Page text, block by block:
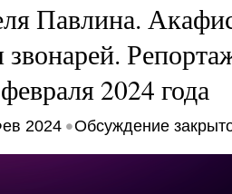
Павлина.
2024 года
2024 •Обсуждение